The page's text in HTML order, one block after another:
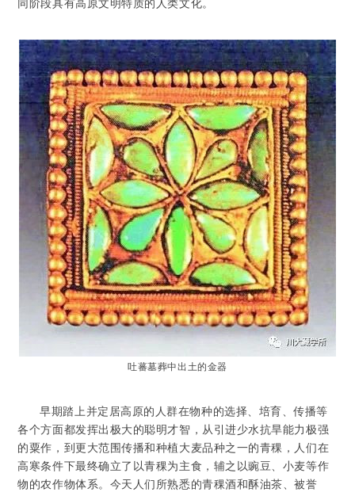
同阶段具有高原文明特质的人类文化。
吐蕃墓葬中出土的金器
早期踏上并定居高原的人群在物种的选择、培育、传播等
各个方面都发挥出极大的聪明才智，从引进少水抗旱能力极强
的粟作，到更大范围传播和种植大麦品种之一的青稞，人们在
高寒条件下最终确立了以青稞为主食，辅之以豌豆、小麦等作
物的农作物体系。今天人们所熟悉的青稞酒和酥油茶、被誉